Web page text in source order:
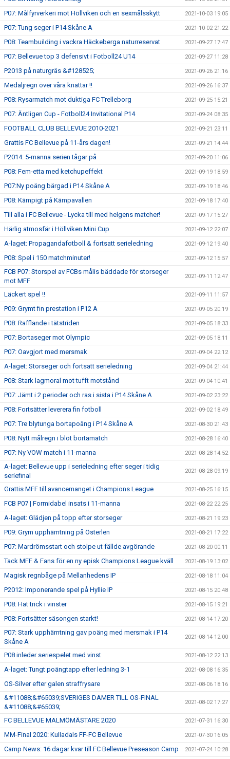
P07: Målfyrverkeri mot Höllviken och en sexmålsskytt 2021-10-03 19:05
P07: Tung seger i P14 Skåne A 2021-10-02 21:22
P08: Teambuilding i vackra Häckeberga naturreservat 2021-09-27 17:47
P07: Bellevue top 3 defensivt i Fotboll24 U14 2021-09-27 11:28
P2013 på naturgräs &#128525; 2021-09-26 21:16
Medaljregn över våra knattar !! 2021-09-26 16:37
P08: Rysarmatch mot duktiga FC Trelleborg 2021-09-25 15:21
P07: Äntligen Cup - Fotboll24 Invitational P14 2021-09-24 08:35
FOOTBALL CLUB BELLEVUE 2010-2021 2021-09-21 23:11
Grattis FC Bellevue på 11-års dagen! 2021-09-21 14:44
P2014: 5-manna serien tågar på 2021-09-20 11:06
P08: Fem-etta med ketchupeffekt 2021-09-19 18:59
P07:Ny poäng bärgad i P14 Skåne A 2021-09-19 18:46
P08: Kämpigt på Kämpavallen 2021-09-18 17:40
Till alla i FC Bellevue - Lycka till med helgens matcher! 2021-09-17 15:27
Härlig atmosfär i Höllviken Mini Cup 2021-09-12 22:07
A-laget: Propagandafotboll & fortsatt serieledning 2021-09-12 19:40
P08: Spel i 150 matchminuter! 2021-09-12 15:57
FCB P07: Storspel av FCBs målis bäddade för storseger
mot MFF
2021-09-11 12:47
Läckert spel !! 2021-09-11 11:57
P09: Grymt fin prestation i P12 A 2021-09-05 20:19
P08: Rafflande i tätstriden 2021-09-05 18:33
P07: Bortaseger mot Olympic 2021-09-05 18:11
P07: Oavgjort med mersmak 2021-09-04 22:12
A-laget: Storseger och fortsatt serieledning 2021-09-04 21:44
P08: Stark lagmoral mot tufft motstånd 2021-09-04 10:41
P07: Jämt i 2 perioder och ras i sista i P14 Skåne A 2021-09-02 23:22
P08: Fortsätter leverera fin fotboll 2021-09-02 18:49
P07: Tre blytunga bortapoäng i P14 Skåne A 2021-08-30 21:43
P08: Nytt målregn i blöt bortamatch 2021-08-28 16:40
P07: Ny VOW match i 11-manna 2021-08-28 14:52
A-laget: Bellevue upp i serieledning efter seger i tidig
seriefinal
2021-08-28 09:19
Grattis MFF till avancemanget i Champions League 2021-08-25 16:15
FCB P07 | Formidabel insats i 11-manna 2021-08-22 22:25
A-laget: Glädjen på topp efter storseger 2021-08-21 19:23
P09: Grym upphämtning på Österlen 2021-08-21 17:22
P07: Mardrömsstart och stolpe ut fällde avgörande 2021-08-20 00:11
Tack MFF & Fans för en ny episk Champions League kväll 2021-08-19 13:02
Magisk regnbåge på Mellanhedens IP 2021-08-18 11:04
P2012: Imponerande spel på Hyllie IP 2021-08-15 20:48
P08: Hat trick i vinster 2021-08-15 19:21
P08: Fortsätter säsongen starkt! 2021-08-14 17:20
P07: Stark upphämtning gav poäng med mersmak i P14
Skåne A
2021-08-14 12:00
P08 inleder seriespelet med vinst 2021-08-12 22:13
A-laget: Tungt poängtapp efter ledning 3-1 2021-08-08 16:35
OS-Silver efter galen straffrysare 2021-08-06 18:16
&#11088;&#65039;SVERIGES DAMER TILL OS-FINAL
&#11088;&#65039;
2021-08-02 17:27
FC BELLEVUE MALMÖMÄSTARE 2020 2021-07-31 16:30
MM-Final 2020: Kulladals FF-FC Bellevue 2021-07-30 16:05
Camp News: 16 dagar kvar till FC Bellevue Preseason Camp 2021-07-24 10:28